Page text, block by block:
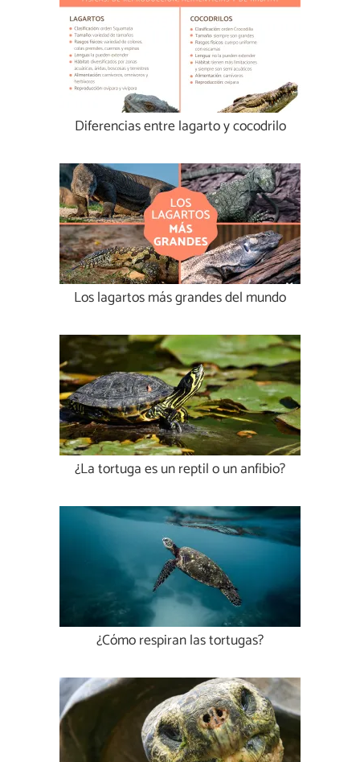
Diferencias entre lagarto y cocodrilo
Los lagartos más grandes del mundo
¿La tortuga es un reptil o un anfibio?
¿Cómo respiran las tortugas?